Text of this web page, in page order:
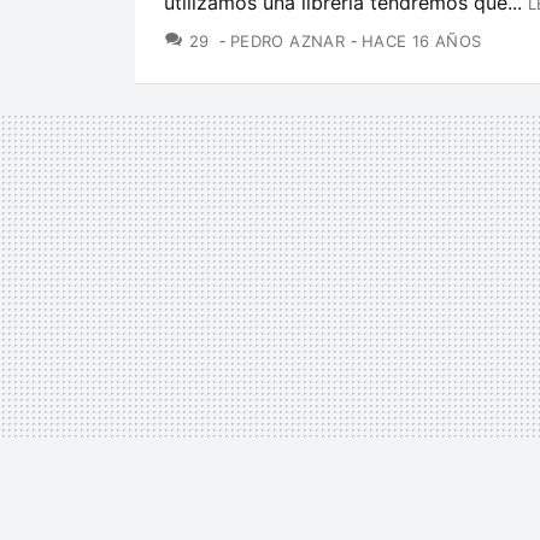
29 COMENTARIOS
PEDRO AZNAR HACE 16 AÑOS